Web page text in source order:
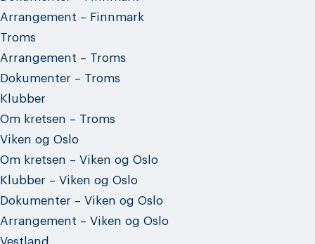
Arrangement – Finnmark
Troms
Arrangement – Troms
Dokumenter – Troms
Klubber
Om kretsen – Troms
Viken og Oslo
Om kretsen – Viken og Oslo
Klubber – Viken og Oslo
Dokumenter – Viken og Oslo
Arrangement – Viken og Oslo
Vestland